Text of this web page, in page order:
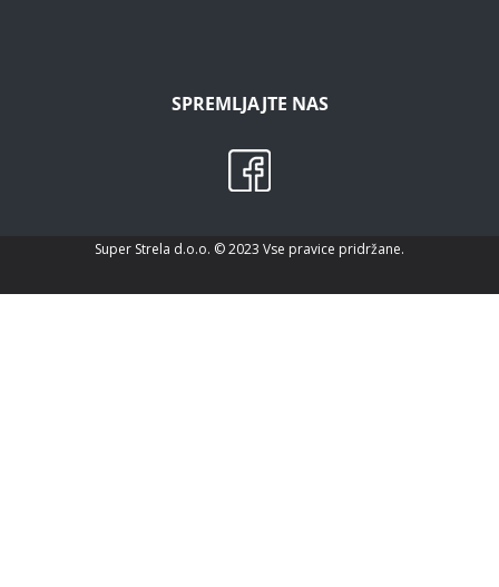
SPREMLJAJTE NAS
Super Strela d.o.o. © 2023 Vse pravice pridržane.